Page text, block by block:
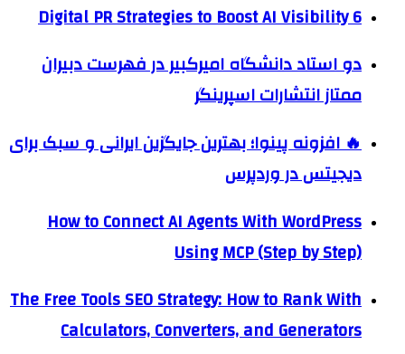
6 Digital PR Strategies to Boost AI Visibility
دو استاد دانشگاه امیرکبیر در فهرست دبیران
ممتاز انتشارات اسپرینگر
🔥 افزونه پینوا؛ بهترین جایگزین ایرانی و سبک برای
دیجیتس در وردپرس
How to Connect AI Agents With WordPress
Using MCP (Step by Step)
The Free Tools SEO Strategy: How to Rank With
Calculators, Converters, and Generators